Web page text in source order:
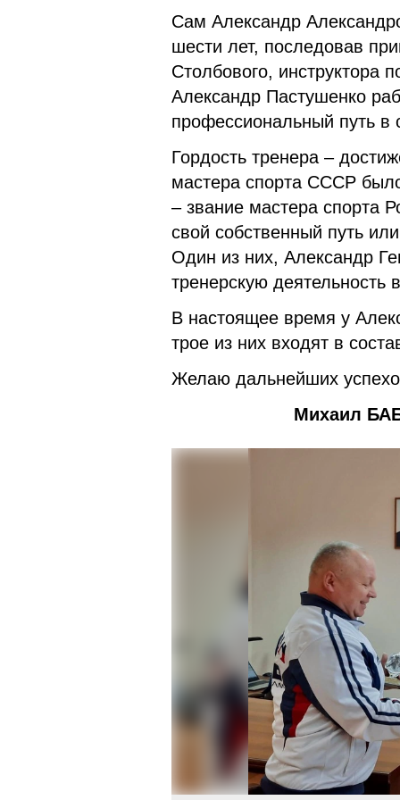
Сам Александр
шести лет, последовав
Столбового, инструктора
Александр Пастушенко
профессиональный путь в
Гордость тренера –
мастера спорта СССР
– звание мастера спорта
свой собственный путь
Один из них, Александр
тренерскую деятельность
В настоящее время у
трое из них входят в
Желаю дальнейших
Михаил